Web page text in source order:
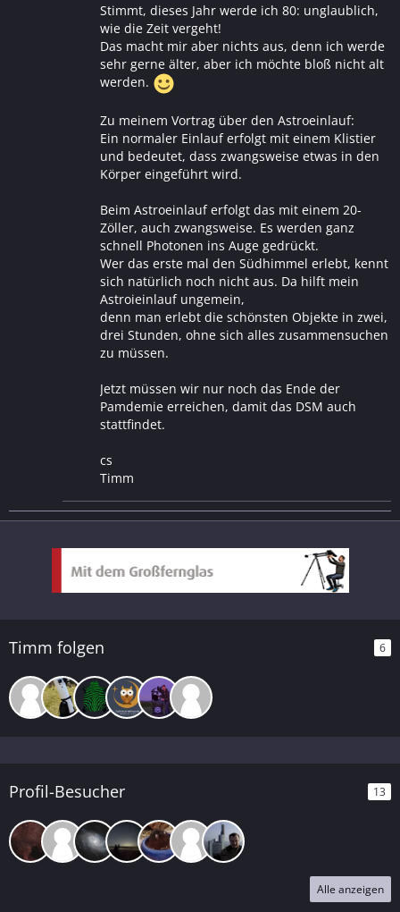
Stimmt, dieses Jahr werde ich 80: unglaublich,
wie die Zeit vergeht!
Das macht mir aber nichts aus, denn ich werde
sehr gerne älter, aber ich möchte bloß nicht alt
werden.
Zu meinem Vortrag über den Astroeinlauf:
Ein normaler Einlauf erfolgt mit einem Klistier
und bedeutet, dass zwangsweise etwas in den
Körper eingeführt wird.
Beim Astroeinlauf erfolgt das mit einem 20-
Zöller, auch zwangsweise. Es werden ganz
schnell Photonen ins Auge gedrückt.
Wer das erste mal den Südhimmel erlebt, kennt
sich natürlich noch nicht aus. Da hilft mein
Astroieinlauf ungemein,
denn man erlebt die schönsten Objekte in zwei,
drei Stunden, ohne sich alles zusammensuchen
zu müssen.
Jetzt müssen wir nur noch das Ende der
Pamdemie erreichen, damit das DSM auch
stattfindet.
cs
Timm
Timm folgen 6
Profil-Besucher 13
Alle anzeigen